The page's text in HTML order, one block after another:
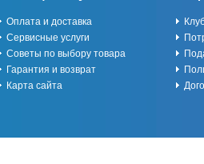
Оплата и доставка
Сервисные услуги
Советы по выбору товара
Гарантия и возврат
Карта сайта